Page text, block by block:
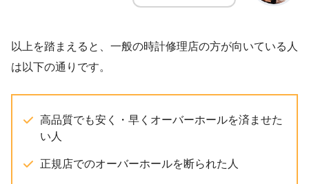
以上を踏まえると、一般の時計修理店の方が向いている人
は以下の通りです。
高品質でも安く・早くオーバーホールを済ませた
い人
正規店でのオーバーホールを断られた人